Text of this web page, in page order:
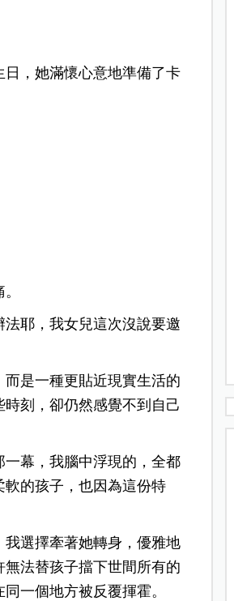
，她滿懷心意地準備了卡
法耶，我女兒這次沒說要邀
是一種更貼近現實生活的
刻，卻仍然感覺不到自己
一幕，我腦中浮現的，全都
的孩子，也因為這份特
選擇牽著她轉身，優雅地
法替孩子擋下世間所有的
一個地方被反覆揮霍。